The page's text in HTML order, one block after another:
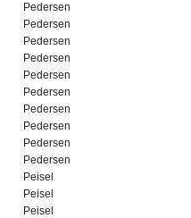
Pedersen
Pedersen
Pedersen
Pedersen
Pedersen
Pedersen
Pedersen
Pedersen
Pedersen
Pedersen
Peisel
Peisel
Peisel